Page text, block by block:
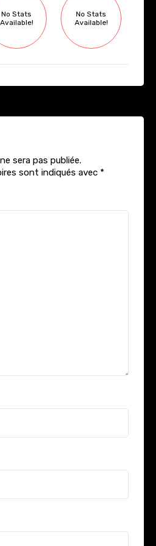
No Stats
Available!
No Stats
Available!
sera pas publiée.
sont indiqués avec *